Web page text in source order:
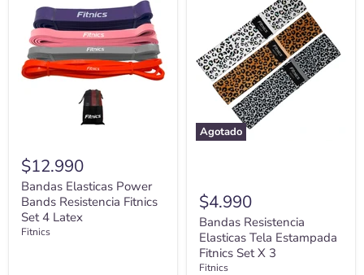
Elasticas
Power
Bands
Resistencia
Fitnics
Set
$12.990
Bandas Elasticas Power
Bands Resistencia Fitnics
Set 4 Latex
Fitnics
Agotado
Estampada
Fitnics
Set
$4.990
Bandas Resistencia
Elasticas Tela Estampada
Fitnics Set X 3
Fitnics